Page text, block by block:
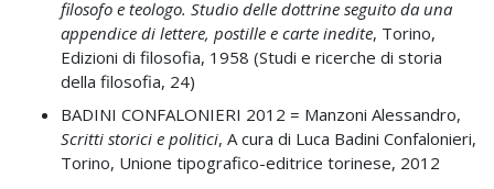
filosofo e teologo. Studio delle dottrine seguito da una
appendice di lettere, postille e carte inedite, Torino,
Edizioni di filosofia, 1958 (Studi e ricerche di storia
della filosofia, 24)
BADINI CONFALONIERI 2012 = Manzoni Alessandro,
Scritti storici e politici, A cura di Luca Badini Confalonieri,
Torino, Unione tipografico-editrice torinese, 2012